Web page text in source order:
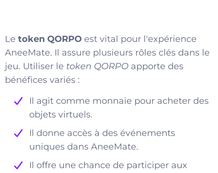
Le token QORPO est vital pour l'expérience
AneeMate. Il assure plusieurs rôles clés dans le
jeu. Utiliser le token QORPO apporte des
bénéfices variés :
Il agit comme monnaie pour acheter des
objets virtuels.
Il donne accès à des événements
uniques dans AneeMate.
Il offre une chance de participer aux